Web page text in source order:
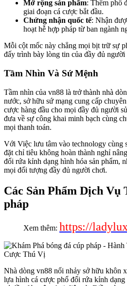
Mở rộng sản phẩm: Thêm phổ
giai đoạn cá cược bắt đầu.
Chứng nhận quốc tế: Nhận
hoạt hễ hợp pháp từ ban ngành
Mỗi cột mốc này chẳng mọi bịt trữ sự
đấy trình bày lòng tin của đầy đủ
Tầm Nhìn Và Sứ Mệnh
Tầm nhìn của vn88 là trở thành nhà
nước, sở hữu sứ mạng cung cấp
cược hàng đầu cho mọi đầy đủ người
đưa về sự công khai minh bạch cùng
mọi thanh toán.
Với Việc lưu tâm vào technology cùng
đặt chỉ tiêu không hoàn thành nghỉ
đổi rứa kỉnh dạng hình hóa sản phẩm,
mọi đối tượng đầy đủ người chơi.
Các Sản Phẩm Dịch Vụ
pháp
Xem thêm: https://
Nhà dòng vn88 nổi nhảy sở hữu khôn
lựa hình cá cược phổ đổi rứa kỉnh